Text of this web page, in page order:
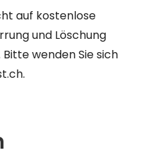
auf kostenlose
und Löschung
wenden Sie sich